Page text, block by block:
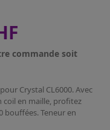
commande soit
Crystal CL6000. Avec
coil en maille, profitez
bouffées. Teneur en